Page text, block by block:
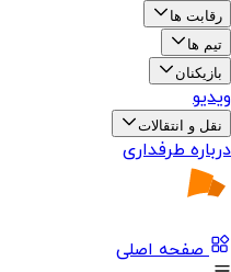
رقابت ها
تیم ها
بازیکنان
ویدیو
نقل و انتقالات
درباره طرفداری
صفحه اصلی